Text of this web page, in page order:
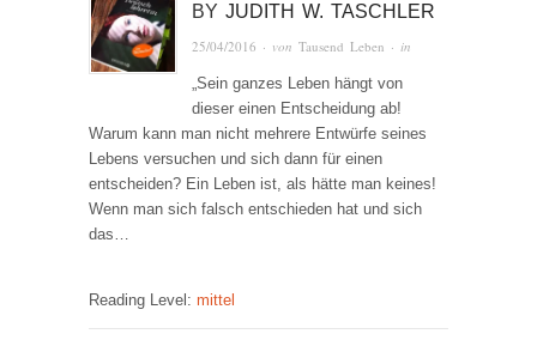
BYJUDITH W. TASCHLER
25/04/2016 · vonTausend Leben · in
„Sein ganzes Leben hängt von
dieser einen Entscheidung ab!
Warum kann man nicht mehrere Entwürfe seines
Lebens versuchen und sich dann für einen
entscheiden? Ein Leben ist, als hätte man keines!
Wenn man sich falsch entschieden hat und sich
das…
Reading Level: mittel